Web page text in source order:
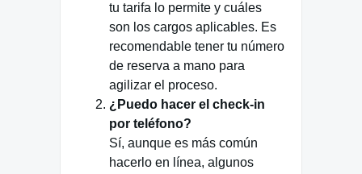
tu tarifa lo permite y cuáles
son los cargos aplicables. Es
recomendable tener tu número
de reserva a mano para
agilizar el proceso.
¿Puedo hacer el check-in
por teléfono?
Sí, aunque es más común
hacerlo en línea, algunos